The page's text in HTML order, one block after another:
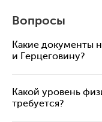
Включен завтрак
Вопросы
Какие документы
и Герцеговину?
Какой уровень
требуется?